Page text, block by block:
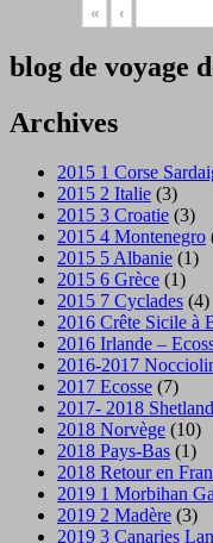
« ‹
blog de voyage
Archives
2015 1 Corse
2015 2 Italie (3)
2015 3 Croatie (3)
2015 4 Montenegro
2015 5 Albanie (1)
2015 6 Grèce (1)
2015 7 Cyclades (4)
2016 Crête Sicile à
2016 Irlande –
2016-2017
2017 Ecosse (7)
2017- 2018 Shetland
2018 Norvège (10)
2018 Pays-Bas (1)
2018 Retour en
2019 1 Morbihan
2019 2 Madère (3)
2019 3 Canaries